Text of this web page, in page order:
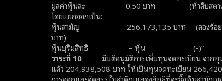
มูลค่าหุ้นละ 0.50 บาท (ห้าสิบสตาง
โดยแยกออกเป็น:
หุ้นสามัญ 256,173,135 บาท (สองร้อยห้าสิบ
บาท)
หุ้นบุริมสิทธิ – หุ้น (-)”
วาระที่ 10 มีมติอนุมัติการเพิ่มทุนจดทะเบียน จากทุน
แล้ว 204,938,508 บาท ให้เป็นทุนจดทะเบียน
การออกและจัดสรรใบสําคัญแสดงสิทธิที่จะซื้อหุ้นสามัญ